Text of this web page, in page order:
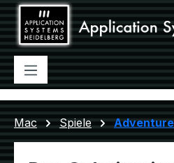
Zum Hauptinhalt springen
Mac Spiele